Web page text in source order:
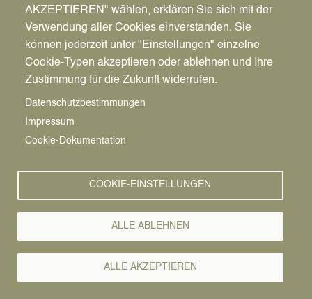
Wegen des Feiertags Fronleichnam am 4. Juni
2026 verschiebt sich die Leerung der
Abfallbehälter. Darauf weist der Kommunale
Servicebetrieb Datteln - KSD hin.
geplante Abfuhr des Restmülls wird einen Tag
später am
Wertstofftonnen wirdjeweils einen Tag später
nachgeholt.
Bitte stellen Sie Ihre Tonnen am Tag der Abfuhr um
AKZEPTIEREN" wählen, erklären Sie sich mit der
Verwendung aller Cookies einverstanden. Sie
können jederzeit unter "Einstellungen" einzelne
Cookie-Typen akzeptieren oder ablehnen und Ihre
Zustimmung für die Zukunft widerrufen.
Datenschutzbestimmungen
Impressum
Cookie-Dokumentation
COOKIE-EINSTELLUNGEN
ALLE ABLEHNEN
ALLE AKZEPTIEREN